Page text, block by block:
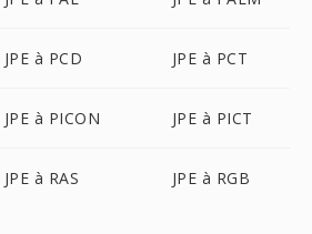
JPE à PCD JPE à PCT
JPE à PICON JPE à PICT
JPE à RAS JPE à RGB